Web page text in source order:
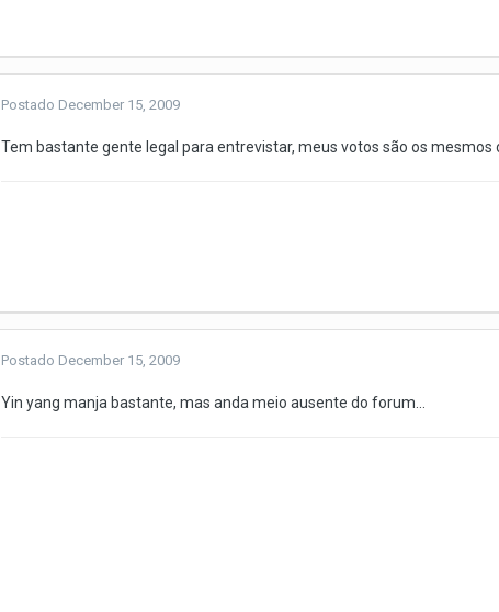
Postado December 15, 2009
Tem bastante gente legal para entrevistar, meus votos são os mesmos
Postado December 15, 2009
Yin yang manja bastante, mas anda meio ausente do forum...